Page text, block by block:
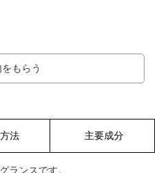
もらう
法 主要成分
ランスです。